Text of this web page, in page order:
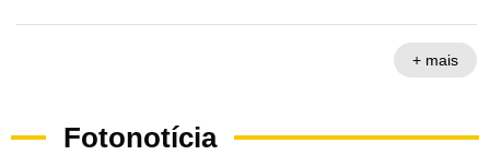
+ mais
Fotonotícia